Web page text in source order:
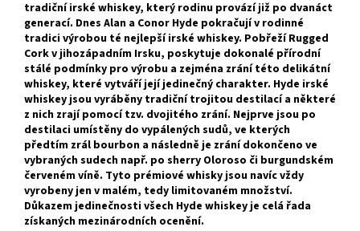
tradiční irské whiskey, který rodinu provází již po dvanáct
generací. Dnes Alan a Conor Hyde pokračují v rodinné
tradici výrobou té nejlepší irské whiskey. Pobřeží Rugged
Cork v jihozápadním Irsku, poskytuje dokonalé přírodní
stálé podmínky pro výrobu a zejména zrání této delikátní
whiskey, které vytváří její jedinečný charakter. Hyde irské
whiskey jsou vyráběny tradiční trojitou destilací a některé
z nich zrají pomocí tzv. dvojitého zrání. Nejprve jsou po
destilaci umístěny do vypálených sudů, ve kterých
předtím zrál bourbon a následně je zrání dokončeno ve
vybraných sudech např. po sherry Oloroso či burgundském
červeném víně. Tyto prémiové whisky jsou navíc vždy
vyrobeny jen v malém, tedy limitovaném množství.
Důkazem jedinečnosti všech Hyde whiskey je celá řada
získaných mezinárodních ocenění.